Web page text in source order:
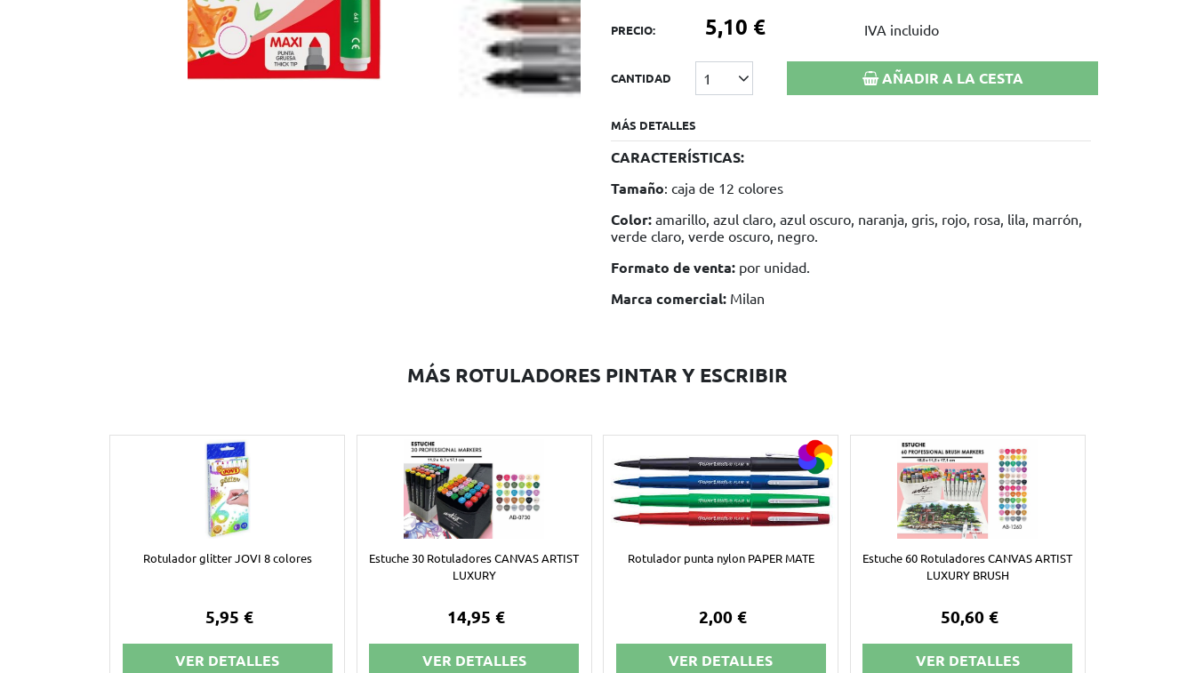
PRECIO: 5,10 € IVA incluido
CANTIDAD 1 AÑADIR A LA CESTA
MÁS DETALLES
CARACTERÍSTICAS:
Tamaño: caja de 12 colores
Color: amarillo, azul claro, azul oscuro, naranja, gris, rojo, rosa, lila, marrón,
verde claro, verde oscuro, negro.
Formato de venta: por unidad.
Marca comercial: Milan
MÁS ROTULADORES PINTAR Y ESCRIBIR
Rotulador glitter JOVI 8 colores
5,95 €
VER DETALLES
Estuche 30 Rotuladores CANVAS ARTIST
LUXURY
14,95 €
VER DETALLES
Rotulador punta nylon PAPER MATE
2,00 €
VER DETALLES
Estuche 60 Rotuladores CANVAS ARTIST
LUXURY BRUSH
50,60 €
VER DETALLES